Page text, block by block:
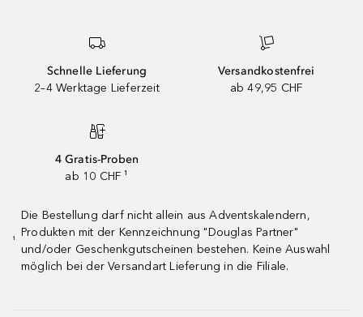
Schnelle Lieferung
2–4 Werktage Lieferzeit
Versandkostenfrei
ab 49,95 CHF
4 Gratis-Proben
ab 10 CHF ¹
¹
Die Bestellung darf nicht allein aus Adventskalendern,
Produkten mit der Kennzeichnung "Douglas Partner"
und/oder Geschenkgutscheinen bestehen. Keine Auswahl
möglich bei der Versandart Lieferung in die Filiale.